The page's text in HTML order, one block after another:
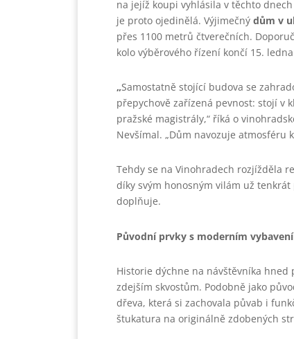
na jejíž koupi vyhlásila v těchto
je proto ojedinělá. Výjimečný dům v
přes 1100 metrů čtverečních.
kolo výběrového řízení končí 15.
„Samostatně stojící budova se
přepychově zařízená pevnost: stojí v
pražské magistrály,“ říká o
Nevšímal. „Dům navozuje atmosféru
Tehdy se na Vinohradech rozjížděla
díky svým honosným vilám už
doplňuje.
Původní prvky s moderním
Historie dýchne na návštěvníka
zdejším skvostům. Podobně jako
dřeva, která si zachovala půvab i
štukatura na originálně zdobených